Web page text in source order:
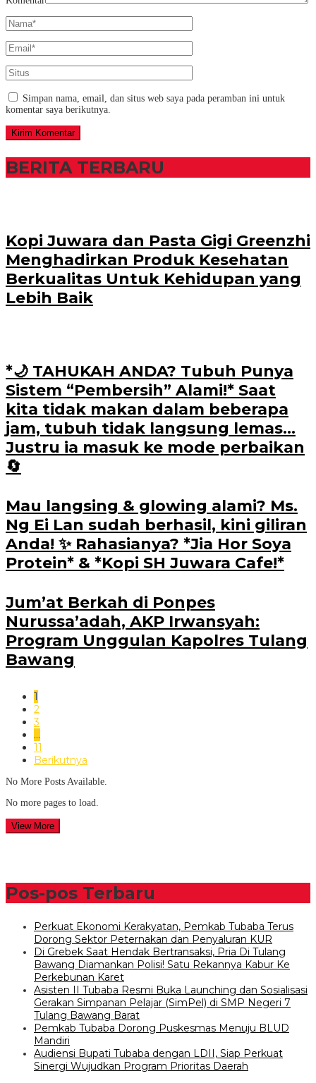
Simpan nama, email, dan situs web saya pada peramban ini untuk
komentar saya berikutnya.
BERITA TERBARU
Kopi Juwara dan Pasta Gigi Greenzhi
Menghadirkan Produk Kesehatan
Berkualitas Untuk Kehidupan yang
Lebih Baik
*🌙 TAHUKAH ANDA? Tubuh Punya
Sistem “Pembersih” Alami!* Saat
kita tidak makan dalam beberapa
jam, tubuh tidak langsung lemas…
Justru ia masuk ke mode perbaikan
🔄
Mau langsing & glowing alami? Ms.
Ng Ei Lan sudah berhasil, kini giliran
Anda! ✨ Rahasianya? *Jia Hor Soya
Protein* & *Kopi SH Juwara Cafe!*
Jum’at Berkah di Ponpes
Nurussa’adah, AKP Irwansyah:
Program Unggulan Kapolres Tulang
Bawang
1
2
3
…
11
Berikutnya
No More Posts Available.
No more pages to load.
View More
Pos-pos Terbaru
Perkuat Ekonomi Kerakyatan, Pemkab Tubaba Terus
Dorong Sektor Peternakan dan Penyaluran KUR
Di Grebek Saat Hendak Bertransaksi, Pria Di Tulang
Bawang Diamankan Polisi! Satu Rekannya Kabur Ke
Perkebunan Karet
Asisten II Tubaba Resmi Buka Launching dan Sosialisasi
Gerakan Simpanan Pelajar (SimPel) di SMP Negeri 7
Tulang Bawang Barat
Pemkab Tubaba Dorong Puskesmas Menuju BLUD
Mandiri
Audiensi Bupati Tubaba dengan LDII, Siap Perkuat
Sinergi Wujudkan Program Prioritas Daerah